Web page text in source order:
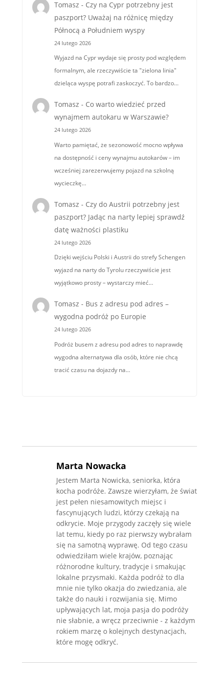
Tomasz - Czy na Cypr potrzebny jest
paszport? Uważaj na różnicę między
Północą a Południem wyspy
24 lutego 2026
Wyjazd na Cypr wydaje się prosty pod względem
formalnym, ale rzeczywiście ta "zielona linia"
dzieląca wyspę potrafi zaskoczyć. To bardzo…
Tomasz - Co warto wiedzieć przed
wynajmem autokaru w Warszawie?
24 lutego 2026
Warto pamiętać, że sezonowość mocno wpływa
na dostępność i ceny wynajmu autokarów – im
wcześniej zarezerwujemy pojazd na szkolną
wycieczkę…
Tomasz - Czy do Austrii potrzebny jest
paszport? Jadąc na narty lepiej sprawdź
datę ważności plastiku
24 lutego 2026
Dzięki wejściu Polski i Austrii do strefy Schengen
wyjazd na narty do Tyrolu rzeczywiście jest
wyjątkowo prosty – wystarczy mieć…
Tomasz - Bus z adresu pod adres –
wygodna podróż po Europie
24 lutego 2026
Podróż busem z adresu pod adres to naprawdę
wygodna alternatywa dla osób, które nie chcą
tracić czasu na dojazdy na…
Marta Nowacka
Jestem Marta Nowicka, seniorka, która
kocha podróże. Zawsze wierzyłam, że świat
jest pełen niesamowitych miejsc i
fascynujących ludzi, którzy czekają na
odkrycie. Moje przygody zaczęły się wiele
lat temu, kiedy po raz pierwszy wybrałam
się na samotną wyprawę. Od tego czasu
odwiedziłam wiele krajów, poznając
różnorodne kultury, tradycje i smakując
lokalne przysmaki. Każda podróż to dla
mnie nie tylko okazja do zwiedzania, ale
także do nauki i rozwijania się. Mimo
upływających lat, moja pasja do podróży
nie słabnie, a wręcz przeciwnie - z każdym
rokiem marzę o kolejnych destynacjach,
które mogę odkryć.